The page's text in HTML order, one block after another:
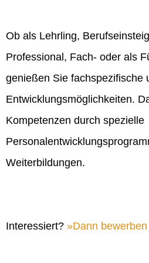
Ob als Lehrling,
Professional, Fach- oder als
genießen Sie fachspezifische
Entwicklungsmöglichkeiten.
Kompetenzen durch spezielle
Weiterbildungen.
Interessiert? Dann